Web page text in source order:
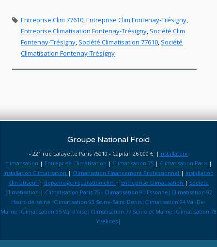
Entreprise Clim 77610,Entreprise Clim Fontenay-Trésigny,
Entreprise Climatisation Fontenay-Trésigny, Société Clim
Fontenay-Trésigny, Société Climatisation 77610, Société
Climatisation Fontenay-Trésigny
Groupe National Froid
- 221 rue Lafayette Paris 75010 - Capital :26 000 € | installateur
climatisation | Entreprise Climatisation | Climatisation 75| Climatisation Paris|
installation Climatisation | Climatisation Financement Professionnel | installation
climatiseur | depannage réparation clim | Entreprise Climatisation | Société
Climatisation | Climatisation Paris 75 - Climatisation 91 Essonne|Climatisation 92
Hauts-de-seine|Climatisation 93 Seine-Saint-Denis|Climatisation 94 Val-De-
Marne|Climatisation 95 Val d'oise|Climatisation 77 Seine et Marne|Climatisation 78
Yvelines|